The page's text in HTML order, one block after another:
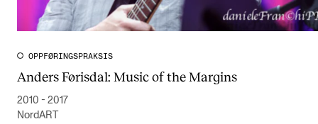
OPPFØRINGSPRAKSIS
Anders Førisdal: Music of the Margins
2010 - 2017
NordART